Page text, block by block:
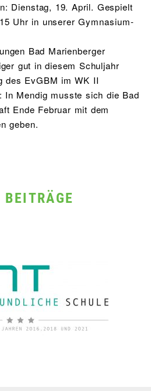
Dienstag, 19. April. Gespielt
Uhr in unserer Gymnasium-
Bad Marienberger
gut in diesem Schuljahr
des EvGBM im WK II
In Mendig musste sich die Bad
Ende Februar mit dem
geben.
BEITRÄGE